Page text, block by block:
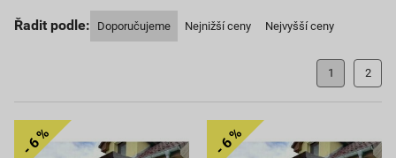
Řadit podle: Doporučujeme Nejnižší ceny Nejvyšší ceny
1 2